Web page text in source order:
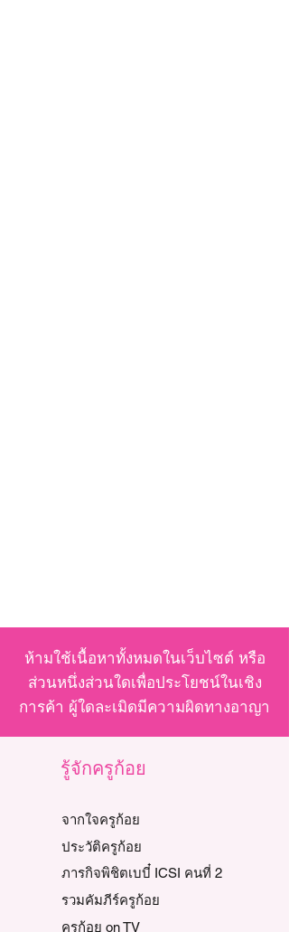
ห้ามใช้เนื้อหาทั้งหมดในเว็บไซต์ หรือ
ส่วนหนึ่งส่วนใดเพื่อประโยชน์ในเชิง
การค้า ผู้ใดละเมิดมีความผิดทางอาญา
รู้จักครูก้อย
จากใจครูก้อย
ประวัติครูก้อย
ภารกิจพิชิตเบบี๋ ICSI คนที่ 2
รวมคัมภีร์ครูก้อย
ครูก้อย on TV